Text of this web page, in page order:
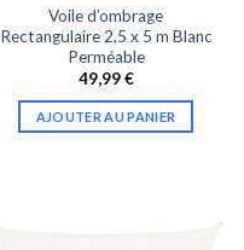
Voile d’ombrage
Rectangulaire 2,5 x 5 m Blanc
Perméable
49,99€
AJOUTER AU PANIER